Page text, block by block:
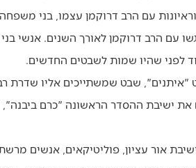
עם הרב דרוקמן עצמו, בני משפחה,
יותר מ-80 מרואיינים שנפגשו עם הרב דרוקמן לאורך
לפני שהיו שמות לשבטים החדשים.
"איתנים", שבט שמשתייכים אליו שדרת
את ישיבת ההסדר הראשונה "כרם
אור עציון, פוליטיקאים, אנשים